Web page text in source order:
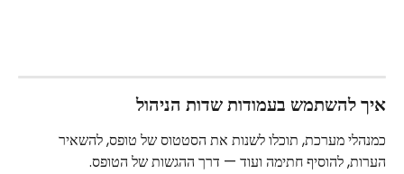
איך להשתמש בעמודות שדות הניהול
כמנהלי מערכת, תוכלו לשנות את הסטטוס של טופס, להשאיר
הערות, להוסיף חתימה ועוד — דרך ההגשות של הטופס.